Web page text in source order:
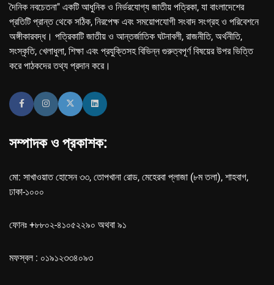
দৈনিক নবচেতনা" একটি আধুনিক ও নির্ভরযোগ্য জাতীয় পত্রিকা, যা বাংলাদেশের
প্রতিটি প্রান্ত থেকে সঠিক, নিরপেক্ষ এবং সময়োপযোগী সংবাদ সংগ্রহ ও পরিবেশনে
অঙ্গীকারবদ্ধ। পত্রিকাটি জাতীয় ও আন্তর্জাতিক ঘটনাবলী, রাজনীতি, অর্থনীতি,
সংস্কৃতি, খেলাধুলা, শিক্ষা এবং প্রযুক্তিসহ বিভিন্ন গুরুত্বপূর্ণ বিষয়ের উপর ভিত্তি
করে পাঠকদের তথ্য প্রদান করে।
সম্পাদক ও প্রকাশক:
মো: সাখাওয়াত হোসেন ৩৩, তোপখানা রোড, মেহেরবা প্লাজা (৮ম তলা), শাহবাগ,
ঢাকা-১০০০
ফোনঃ +৮৮০২-৪১০৫২২৯০ অথবা ৯১
মফস্বল : ০১৯১২৩৩৪০৯৩